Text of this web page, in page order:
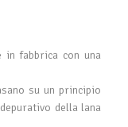
fabbrica con una
su un principio
della lana